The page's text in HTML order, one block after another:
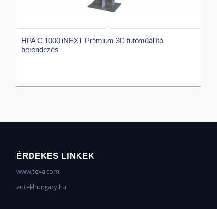
HPA C 1000 iNEXT Prémium 3D futóműállító
berendezés
ÉRDEKES LINKEK
www.texa.com
autel-hungary.hu